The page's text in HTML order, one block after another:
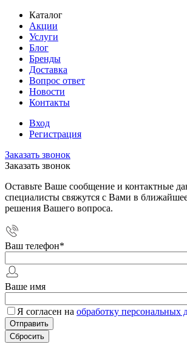
Каталог
Акции
Услуги
Блог
Бренды
Доставка
Вопрос ответ
Новости
Контакты
Вход
Регистрация
Заказать звонок
Заказать звонок
Оставьте Ваше сообщение и контактные
специалисты свяжутся с Вами в
решения Вашего вопроса.
Ваш телефон*
Ваше имя
Я согласен на обработку персональных